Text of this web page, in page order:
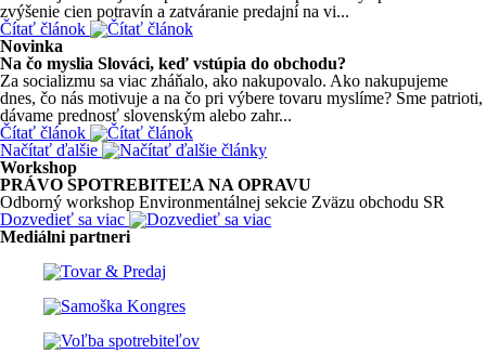
zvýšenie cien potravín a zatváranie predajní na vi...
Čítať článok
Novinka
Na čo myslia Slováci, keď vstúpia do obchodu?
Za socializmu sa viac zháňalo, ako nakupovalo. Ako nakupujeme
dnes, čo nás motivuje a na čo pri výbere tovaru myslíme? Sme patrioti,
dávame prednosť slovenským alebo zahr...
Čítať článok
Načítať ďalšie
Workshop
PRÁVO SPOTREBITEĽA NA OPRAVU
Odborný workshop Environmentálnej sekcie Zväzu obchodu SR
Dozvedieť sa viac
Mediálni partneri